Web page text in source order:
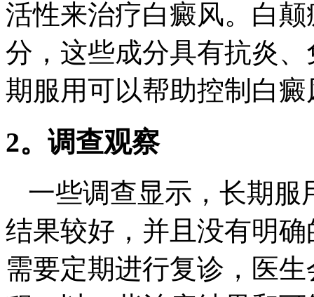
活性来治疗白癜风。白
分，这些成分具有抗炎
期服用可以帮助控制白
2。调查观察
一些调查显示，长期服
结果较好，并且没有明
需要定期进行复诊，医